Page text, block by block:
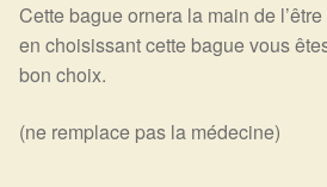
Cette bague ornera la main de
en choisissant cette bague vous
bon choix.
(ne remplace pas la médecine)